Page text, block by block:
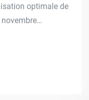
optimale de